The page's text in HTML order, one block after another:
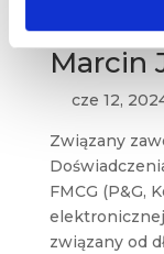
Marcin
cze 12,
Związany
FMCG (P&G,
związany od